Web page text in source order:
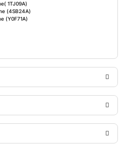
1TJ09A)
(4SB24A)
(Y0F71A)
siz yapın!